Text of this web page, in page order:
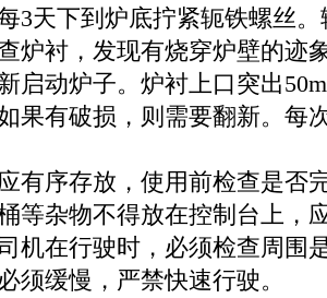
3天下到炉底拧紧轭铁螺丝
炉衬，发现有烧穿炉壁的迹
启动炉子。炉衬上口突出
果有破损，则需要翻新。每
有序存放，使用前检查是否
等杂物不得放在控制台上，
机在行驶时，必须检查周围
须缓慢，严禁快速行驶。